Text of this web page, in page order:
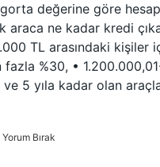
değerine göre
araca ne kadar kredi
TL arasındaki kişiler
fazla %30, •
5 yıla kadar olan
Yorum Bırak